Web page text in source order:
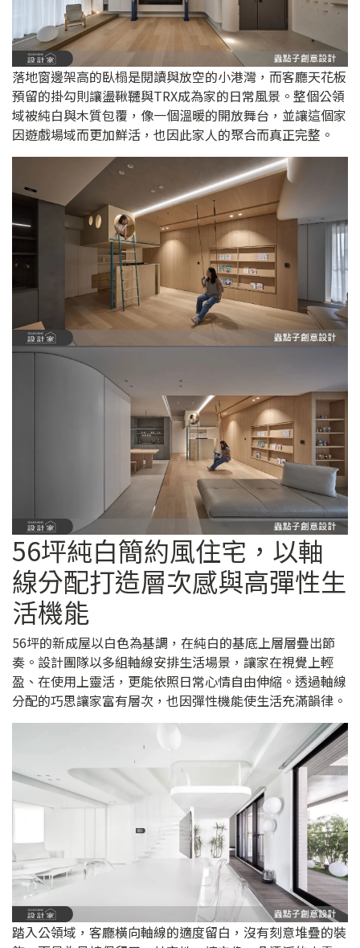
落地窗邊架高的臥榻是閱讀與放空的小港灣，而客廳天花板
預留的掛勾則讓盪鞦韆與TRX成為家的日常風景。整個公領
域被純白與木質包覆，像一個溫暖的開放舞台，並讓這個家
因遊戲場域而更加鮮活，也因此家人的聚合而真正完整。
56坪純白簡約風住宅，以軸
線分配打造層次感與高彈性生
活機能
56坪的新成屋以白色為基調，在純白的基底上層層疊出節
奏。設計團隊以多組軸線安排生活場景，讓家在視覺上輕
盈、在使用上靈活，更能依照日常心情自由伸縮。透過軸線
分配的巧思讓家富有層次，也因彈性機能使生活充滿韻律。
踏入公領域，客廳橫向軸線的適度留白，沒有刻意堆疊的裝